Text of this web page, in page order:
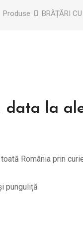
Produse BRĂȚĂRI
la
România prin
punguliță